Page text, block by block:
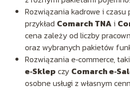
Rozwiązania kadrowe i czasu
przykład Comarch TNAi
cena zależy od liczby
oraz wybranych pakietów
Rozwiązania e‑commerce,
e‑Sklep czy Comarch
osobne usługi z własnym